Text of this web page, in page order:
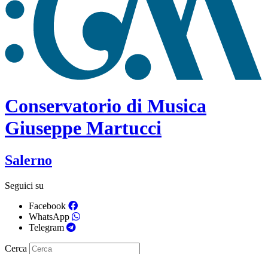
Conservatorio di Musica
Giuseppe Martucci
Salerno
Seguici su
Facebook
WhatsApp
Telegram
Cerca